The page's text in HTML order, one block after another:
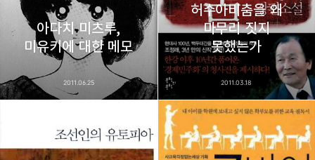
카카오스토리 네이버 블로그
아다치 미츠루,
미유키에 대한 메모
2011.06.25
허수아비춤을 왜
마무리 짓지
못했는가
2011.03.18